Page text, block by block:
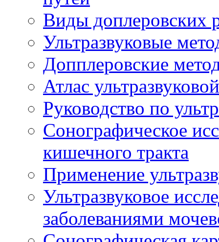
Виды доплеровских
Ультразвуковые
Допплеровские
Атлас
Руководство по
Сонографическое
кишечного тракта
Применение
Ультразвуковое
заболеваниями